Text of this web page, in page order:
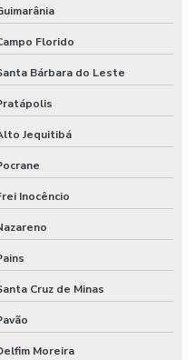
Florido
Bárbara do Leste
Jequitibá
Inocêncio
Cruz de Minas
Moreira